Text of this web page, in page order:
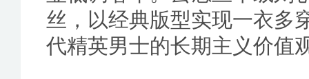
丝，以经典版型实现一衣多
代精英男士的长期主义价值